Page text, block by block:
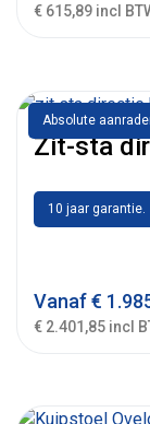
€ 615,89 incl
Absolute
Zit-sta
10 jaar garantie.
Vanaf€
€ 2.401,85 incl